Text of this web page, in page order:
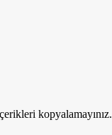
kopyalamayınız.